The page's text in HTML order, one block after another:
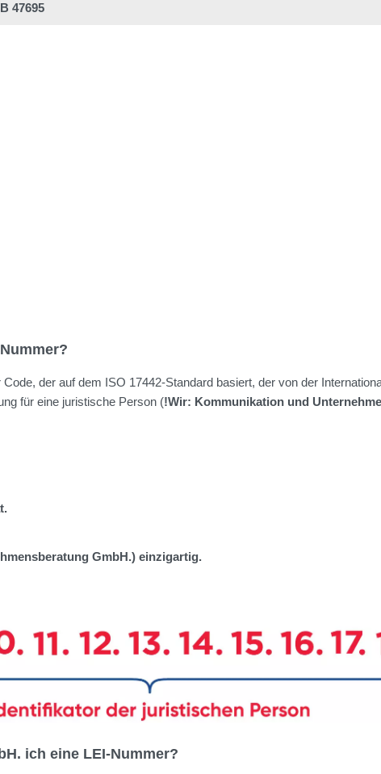
47695
der auf dem ISO 17442-Standard basiert, der von der
für eine juristische Person (!Wir: Kommunikation und
GmbH.) einzigartig.
ich eine LEI-Nummer?